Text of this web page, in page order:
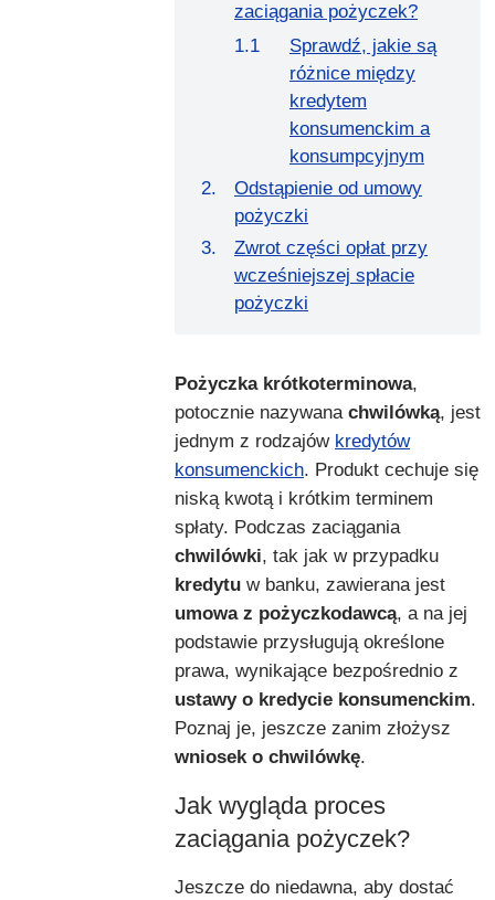
zaciągania pożyczek?
Sprawdź, jakie są
różnice między
kredytem
konsumenckim a
konsumpcyjnym
Odstąpienie od umowy
pożyczki
Zwrot części opłat przy
wcześniejszej spłacie
pożyczki
Pożyczka krótkoterminowa,
potocznie nazywana chwilówką, jest
jednym z rodzajów kredytów
konsumenckich. Produkt cechuje się
niską kwotą i krótkim terminem
spłaty. Podczas zaciągania
chwilówki, tak jak w przypadku
kredytu w banku, zawierana jest
umowa z pożyczkodawcą, a na jej
podstawie przysługują określone
prawa, wynikające bezpośrednio z
ustawy o kredycie konsumenckim.
Poznaj je, jeszcze zanim złożysz
wniosek o chwilówkę.
Jak wygląda proces
zaciągania pożyczek?
Jeszcze do niedawna, aby dostać